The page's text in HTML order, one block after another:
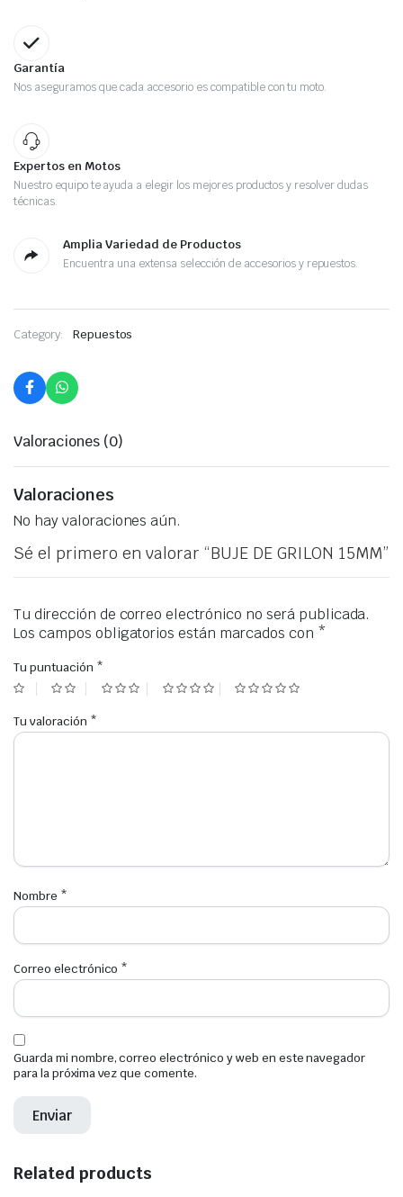
Garantía
Nos aseguramos que cada accesorio es compatible con tu moto.
Expertos en Motos
Nuestro equipo te ayuda a elegir los mejores productos y resolver dudas
técnicas.
Amplia Variedad de Productos
Encuentra una extensa selección de accesorios y repuestos.
Category: Repuestos
Valoraciones (0)
Valoraciones
No hay valoraciones aún.
Sé el primero en valorar “BUJE DE GRILON 15MM”
Tu dirección de correo electrónico no será publicada.
Los campos obligatorios están marcados con *
Tu puntuación *
Tu valoración *
Nombre *
Correo electrónico *
Guarda mi nombre, correo electrónico y web en este navegador
para la próxima vez que comente.
Related products